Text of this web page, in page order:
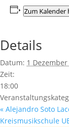
Zum Kalender
Details
Datum: 1 Dezember
Zeit:
18:00
« Alejandro Soto
Kreismusikschule